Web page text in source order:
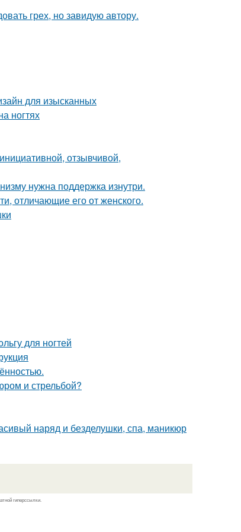
грех, но завидую автору.
для изысканных
ногтях
отзывчивой,
нужна поддержка изнутри.
отличающие его от женского.
для ногтей
и стрельбой?
наряд и безделушки, спа, маникюр
гиперссылки.